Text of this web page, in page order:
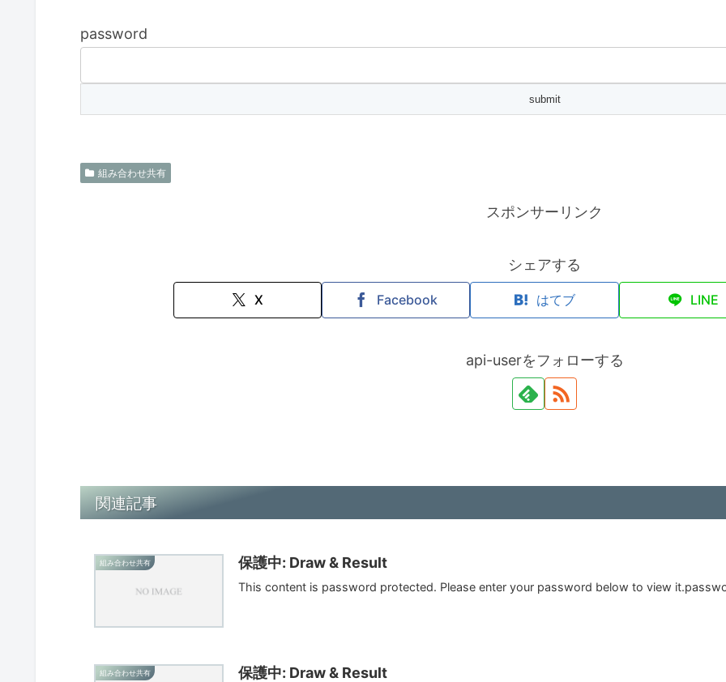
password
組み合わせ共有
スポンサーリンク
シェアする
X Facebook はてブ LINE
api-userをフォローする
関連記事
組み合わせ共有 保護中: Draw & Result
This content is password protected. Please enter your password below to view
組み合わせ共有 保護中: Draw & Result